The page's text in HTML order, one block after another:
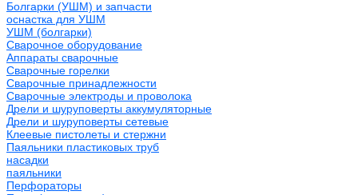
Болгарки (УШМ) и запчасти
оснастка для УШМ
УШМ (болгарки)
Сварочное оборудование
Аппараты сварочные
Сварочные горелки
Сварочные принадлежности
Сварочные электроды и проволока
Дрели и шуруповерты аккумуляторные
Дрели и шуруповерты сетевые
Клеевые пистолеты и стержни
Паяльники пластиковых труб
насадки
паяльники
Перфораторы